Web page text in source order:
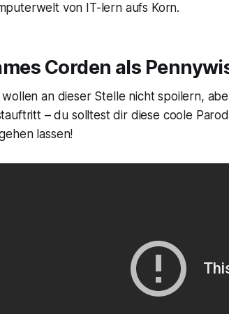
von IT-lern aufs Korn.
Corden als
wollen an dieser Stelle nicht spoilern,
– du solltest dir diese coole
lassen!